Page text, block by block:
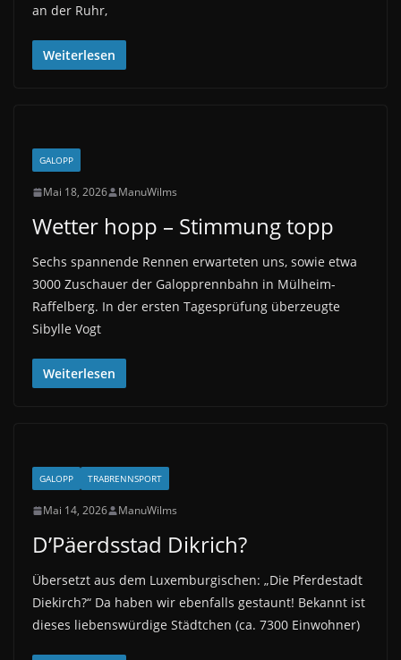
an der Ruhr,
Weiterlesen
GALOPP
Mai 18, 2026 ManuWilms
Wetter hopp – Stimmung topp
Sechs spannende Rennen erwarteten uns, sowie etwa
3000 Zuschauer der Galopprennbahn in Mülheim-
Raffelberg. In der ersten Tagesprüfung überzeugte
Sibylle Vogt
Weiterlesen
GALOPP TRABRENNSPORT
Mai 14, 2026 ManuWilms
D’Päerdsstad Dikrich?
Übersetzt aus dem Luxemburgischen: „Die Pferdestadt
Diekirch?“ Da haben wir ebenfalls gestaunt! Bekannt ist
dieses liebenswürdige Städtchen (ca. 7300 Einwohner)